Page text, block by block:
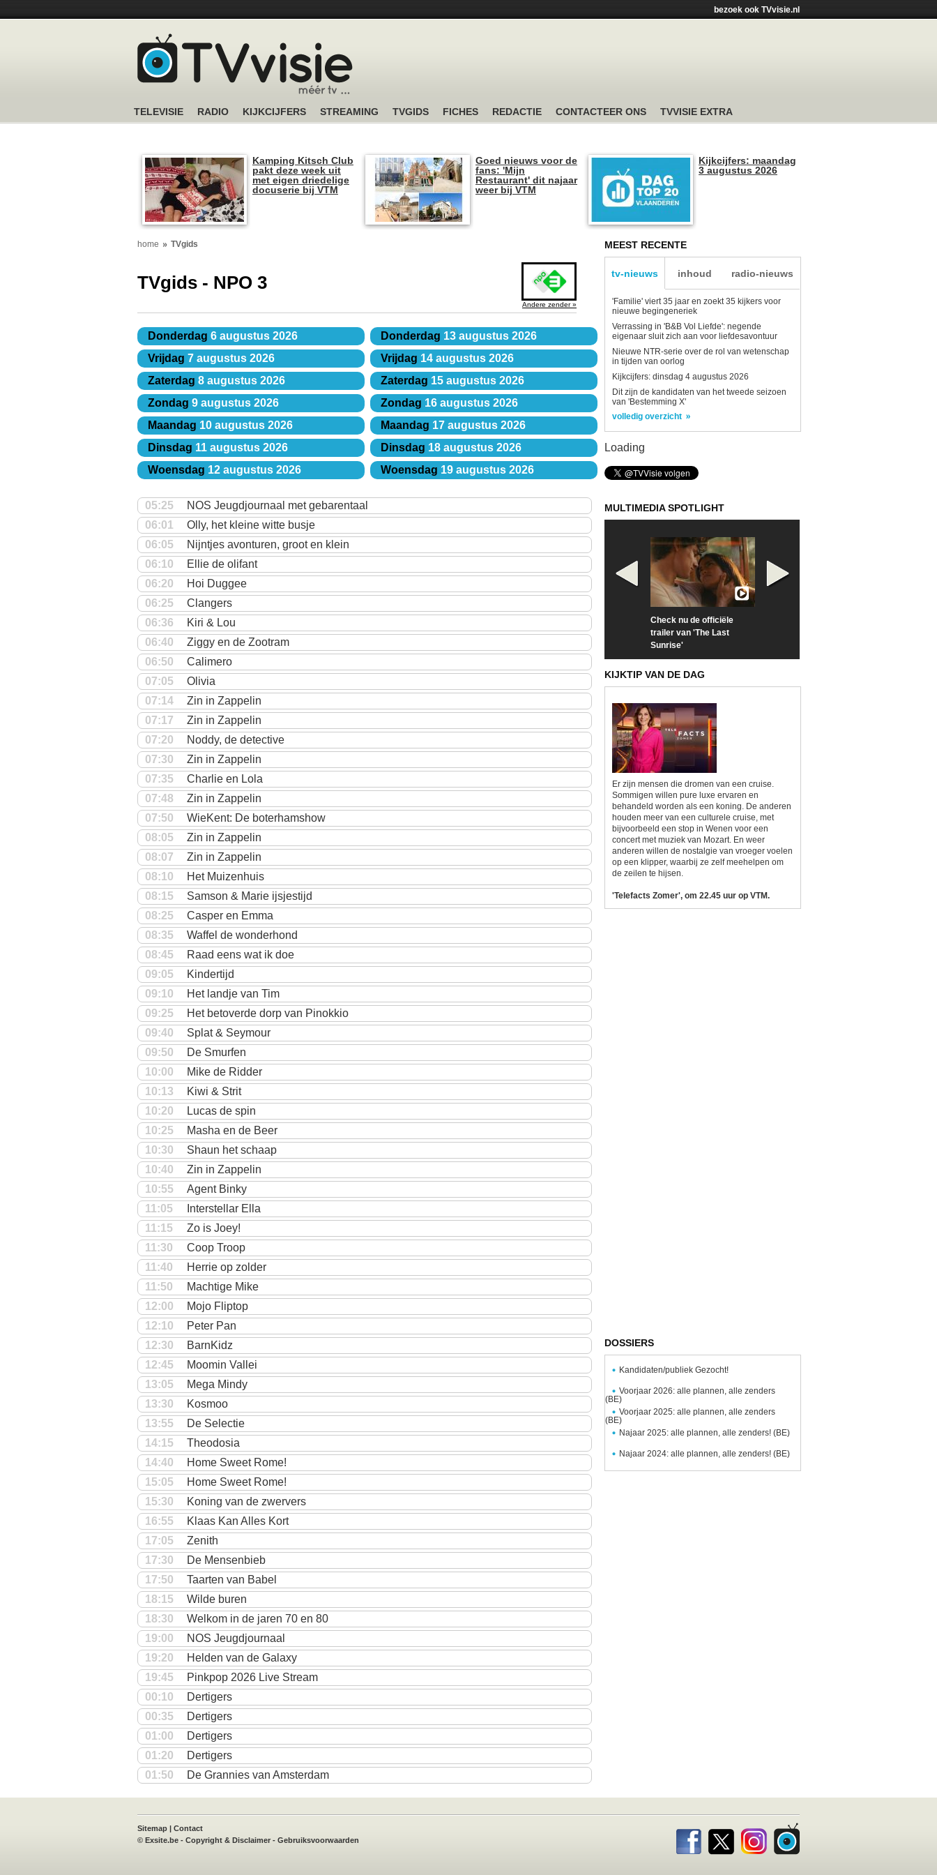
bezoek ook TVvisie.nl
TELEVISIE RADIO KIJKCIJFERS STREAMING TVGIDS FICHES REDACTIE CONTACTEER ONS TVVISIE EXTRA
Kamping Kitsch Club
pakt deze week uit
met eigen driedelige
docuserie bij VTM
Goed nieuws voor de
fans: 'Mijn
Restaurant' dit najaar
weer bij VTM
Kijkcijfers: maandag
3 augustus 2026
home TVgids
TVgids - NPO 3
Andere zender »
Donderdag 6 augustus 2026
Vrijdag 7 augustus 2026
Zaterdag 8 augustus 2026
Zondag 9 augustus 2026
Maandag 10 augustus 2026
Dinsdag 11 augustus 2026
Woensdag 12 augustus 2026
Donderdag 13 augustus 2026
Vrijdag 14 augustus 2026
Zaterdag 15 augustus 2026
Zondag 16 augustus 2026
Maandag 17 augustus 2026
Dinsdag 18 augustus 2026
Woensdag 19 augustus 2026
05:25
NOS Jeugdjournaal met gebarentaal
06:01
Olly, het kleine witte busje
06:05
Nijntjes avonturen, groot en klein
06:10
Ellie de olifant
06:20
Hoi Duggee
06:25
Clangers
06:36
Kiri & Lou
06:40
Ziggy en de Zootram
06:50
Calimero
07:05
Olivia
07:14
Zin in Zappelin
07:17
Zin in Zappelin
07:20
Noddy, de detective
07:30
Zin in Zappelin
07:35
Charlie en Lola
07:48
Zin in Zappelin
07:50
WieKent: De boterhamshow
08:05
Zin in Zappelin
08:07
Zin in Zappelin
08:10
Het Muizenhuis
08:15
Samson & Marie ijsjestijd
08:25
Casper en Emma
08:35
Waffel de wonderhond
08:45
Raad eens wat ik doe
09:05
Kindertijd
09:10
Het landje van Tim
09:25
Het betoverde dorp van Pinokkio
09:40
Splat & Seymour
09:50
De Smurfen
10:00
Mike de Ridder
10:13
Kiwi & Strit
10:20
Lucas de spin
10:25
Masha en de Beer
10:30
Shaun het schaap
10:40
Zin in Zappelin
10:55
Agent Binky
11:05
Interstellar Ella
11:15
Zo is Joey!
11:30
Coop Troop
11:40
Herrie op zolder
11:50
Machtige Mike
12:00
Mojo Fliptop
12:10
Peter Pan
12:30
BarnKidz
12:45
Moomin Vallei
13:05
Mega Mindy
13:30
Kosmoo
13:55
De Selectie
14:15
Theodosia
14:40
Home Sweet Rome!
15:05
Home Sweet Rome!
15:30
Koning van de zwervers
16:55
Klaas Kan Alles Kort
17:05
Zenith
17:30
De Mensenbieb
17:50
Taarten van Babel
18:15
Wilde buren
18:30
Welkom in de jaren 70 en 80
19:00
NOS Jeugdjournaal
19:20
Helden van de Galaxy
19:45
Pinkpop 2026 Live Stream
00:10
Dertigers
00:35
Dertigers
01:00
Dertigers
01:20
Dertigers
01:50
De Grannies van Amsterdam
MEEST RECENTE
tv-nieuws inhoud radio-nieuws
'Familie' viert 35 jaar en zoekt 35 kijkers voor
nieuwe begingeneriek
Verrassing in 'B&B Vol Liefde': negende
eigenaar sluit zich aan voor liefdesavontuur
Nieuwe NTR-serie over de rol van wetenschap
in tijden van oorlog
Kijkcijfers: dinsdag 4 augustus 2026
Dit zijn de kandidaten van het tweede seizoen
van 'Bestemming X'
volledig overzicht
Loading
MULTIMEDIA SPOTLIGHT
Check nu de officiële
trailer van 'The Last
Sunrise'
KIJKTIP VAN DE DAG
Er zijn mensen die dromen van een cruise.
Sommigen willen pure luxe ervaren en
behandeld worden als een koning. De anderen
houden meer van een culturele cruise, met
bijvoorbeeld een stop in Wenen voor een
concert met muziek van Mozart. En weer
anderen willen de nostalgie van vroeger voelen
op een klipper, waarbij ze zelf meehelpen om
de zeilen te hijsen.
'Telefacts Zomer', om 22.45 uur op VTM.
DOSSIERS
Kandidaten/publiek Gezocht!
Voorjaar 2026: alle plannen, alle zenders
(BE)
Voorjaar 2025: alle plannen, alle zenders
(BE)
Najaar 2025: alle plannen, alle zenders! (BE)
Najaar 2024: alle plannen, alle zenders! (BE)
Sitemap
Contact
© Exsite.be - Copyright & Disclaimer - Gebruiksvoorwaarden